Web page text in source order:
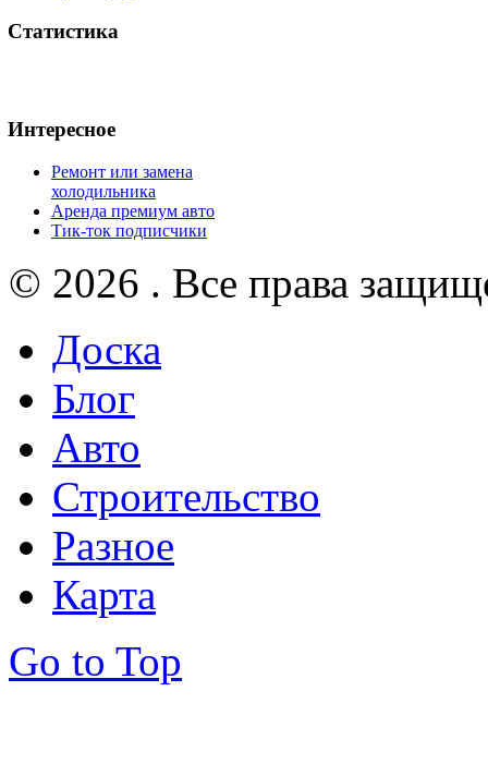
Статистика
Интересное
Ремонт или замена
холодильника
Аренда премиум авто
Тик-ток подписчики
© 2026 . Все права
Доска
Блог
Авто
Строительство
Разное
Карта
Go to Top